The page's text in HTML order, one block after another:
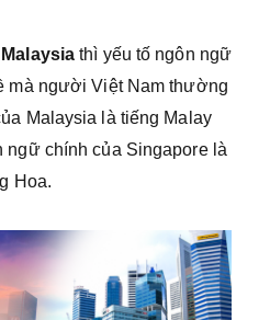
thì yếu tố ngôn ngữ
mà người Việt Nam thường
Malaysia là tiếng Malay
ngữ chính của Singapore là
Hoa.